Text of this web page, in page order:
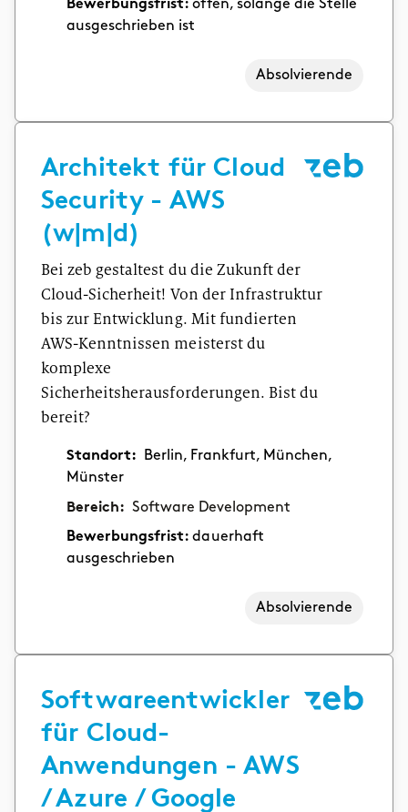
Bewerbungsfrist:offen, solange die Stelle
ausgeschrieben ist
Absolvierende
Architekt für Cloud
Security - AWS
(w|m|d)
Bei zeb gestaltest du die Zukunft der
Cloud-Sicherheit! Von der Infrastruktur
bis zur Entwicklung. Mit fundierten
AWS-Kenntnissen meisterst du
komplexe
Sicherheitsherausforderungen. Bist du
bereit?
Standort:
Berlin, Frankfurt, München,
Münster
Bereich: Software Development
Bewerbungsfrist:dauerhaft
ausgeschrieben
Absolvierende
Softwareentwickler
für Cloud-
Anwendungen - AWS
/ Azure / Google